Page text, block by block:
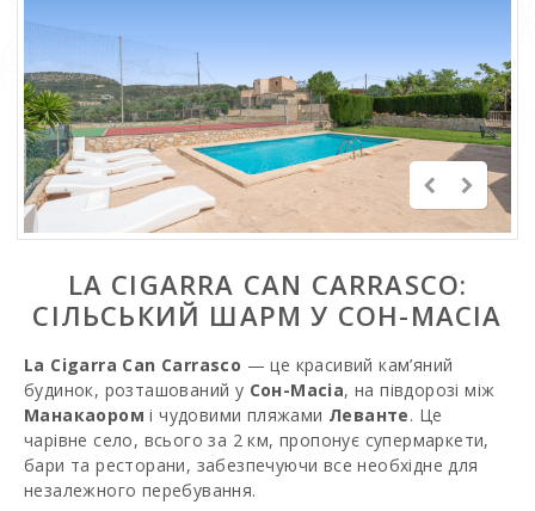
LA CIGARRA CAN CARRASCO:
СІЛЬСЬКИЙ ШАРМ У СОН-МАСІА
La Cigarra Can Carrasco — це красивий кам’яний
будинок, розташований у Сон-Масіа, на півдорозі між
Манакаором і чудовими пляжами Леванте. Це
чарівне село, всього за 2 км, пропонує супермаркети,
бари та ресторани, забезпечуючи все необхідне для
незалежного перебування.